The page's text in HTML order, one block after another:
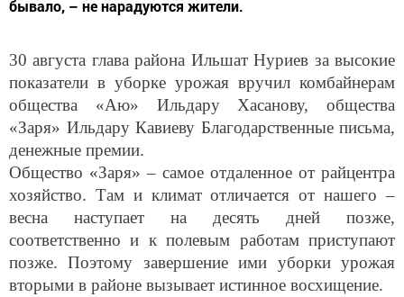
бывало, – не нарадуются жители.
30 августа глава района Ильшат Нуриев за высокие
показатели в уборке урожая вручил комбайнерам
общества «Аю» Ильдару Хасанову, общества
«Заря» Ильдару Кавиеву Благодарственные письма,
денежные премии.
Общество «Заря» – самое отдаленное от райцентра
хозяйство. Там и климат отличается от нашего –
весна наступает на десять дней позже,
соответственно и к полевым работам приступают
позже. Поэтому завершение ими уборки урожая
вторыми в районе вызывает истинное восхищение.